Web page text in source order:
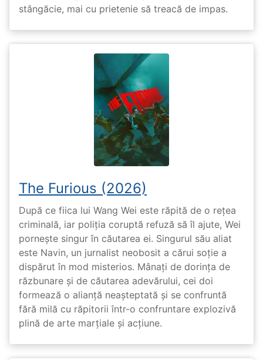
stângăcie, mai cu prietenie să treacă de impas.
The Furious (2026)
După ce fiica lui Wang Wei este răpită de o rețea
criminală, iar poliția coruptă refuză să îl ajute, Wei
pornește singur în căutarea ei. Singurul său aliat
este Navin, un jurnalist neobosit a cărui soție a
dispărut în mod misterios. Mânați de dorința de
răzbunare și de căutarea adevărului, cei doi
formează o alianță neașteptată și se confruntă
fără milă cu răpitorii într-o confruntare explozivă
plină de arte marțiale și acțiune.